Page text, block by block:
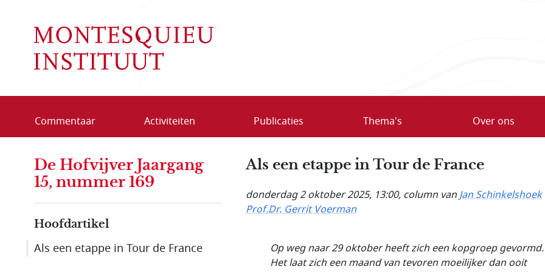
Commentaar Activiteiten Publicaties Thema's Over ons
Als een etappe in Tour de France
donderdag 2 oktober 2025, 13:00, column vanJan Schinkelshoek
Prof.Dr. Gerrit Voerman
Op weg naar 29 oktober heeft zich een kopgroep gevormd.
Het laat zich een maand van tevoren moeilijker dan ooit
De Hofvijver Jaargang
15, nummer 169
Hoofdartikel
Als een etappe in Tour de France